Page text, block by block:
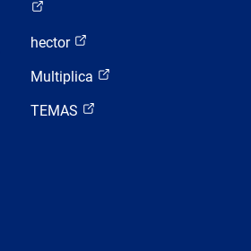
hector
Multiplica
TEMAS